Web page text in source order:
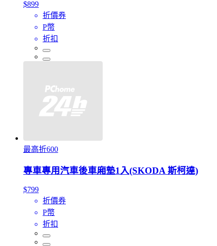
$899
折價券
P幣
折扣
最高折600
專車專用汽車後車廂墊1入(SKODA 斯柯達)
$799
折價券
P幣
折扣